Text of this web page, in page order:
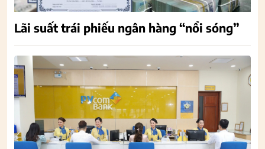
Lãi suất trái phiếu ngân hàng “nổi sóng”